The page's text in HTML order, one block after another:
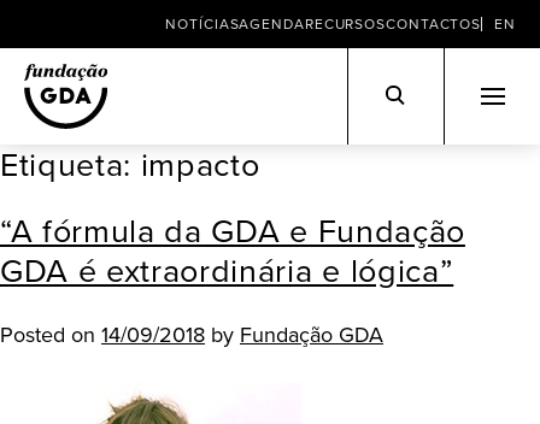
Skip
content
NOTÍCIASAGENDARECURSOSCONTACTOS EN
Etiqueta: impacto
“A fórmula da GDA e Fundação
GDA é extraordinária e lógica”
Posted on 14/09/2018 by Fundação GDA